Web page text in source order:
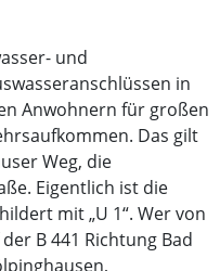
und
in
Anwohnern für großen
Das gilt
Weg, die
Eigentlich ist die
mit „U 1“. Wer von
B 441 Richtung Bad